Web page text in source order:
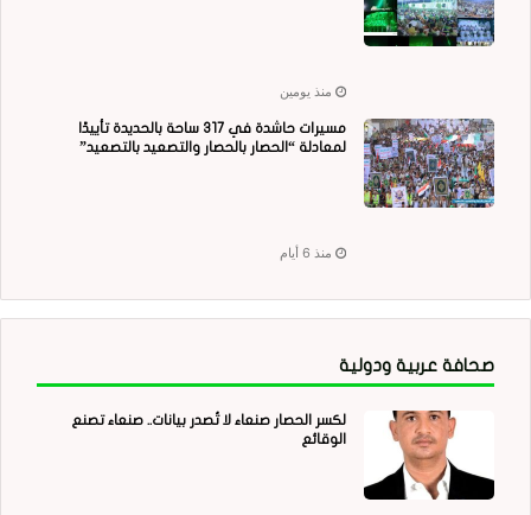
منذ يومين
مسيرات حاشدة في 317 ساحة بالحديدة تأييدًا
لمعادلة “الحصار بالحصار والتصعيد بالتصعيد”
منذ 6 أيام
صحافة عربية ودولية
لكسر الحصار صنعاء لا تُصدر بيانات.. صنعاء تصنع
الوقائع